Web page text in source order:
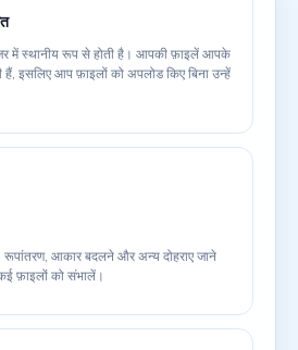
में स्थानीय रूप से होती है। आपकी फ़ाइलें आपके
हैं, इसलिए आप फ़ाइलों को अपलोड किए बिना उन्हें
रूपांतरण, आकार बदलने और अन्य दोहराए जाने
फ़ाइलों को संभालें।